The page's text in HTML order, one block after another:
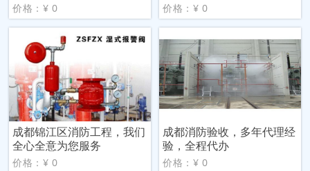
价格：¥ 0 价格：¥ 0
成都锦江区消防工程，我们
全心全意为您服务
价格：¥ 0
成都消防验收，多年代理经
验，全程代办
价格：¥ 0